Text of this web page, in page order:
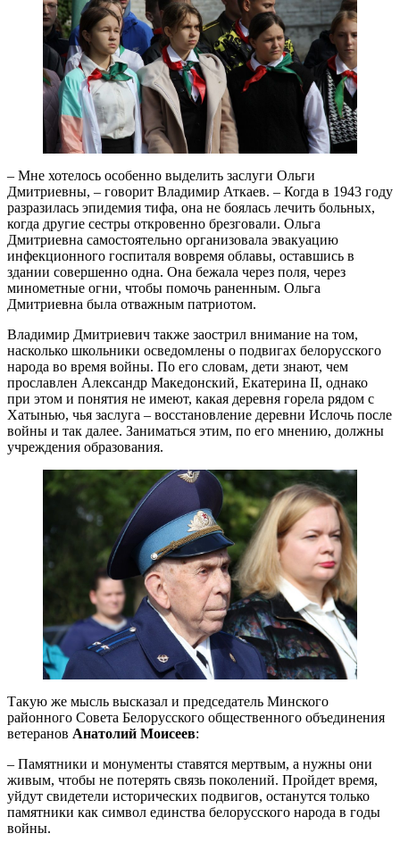
– Мне хотелось особенно выделить заслуги Ольги
Дмитриевны, – говорит Владимир Аткаев. – Когда в 1943 году
разразилась эпидемия тифа, она не боялась лечить больных,
когда другие сестры откровенно брезговали. Ольга
Дмитриевна самостоятельно организовала эвакуацию
инфекционного госпиталя вовремя облавы, оставшись в
здании совершенно одна. Она бежала через поля, через
минометные огни, чтобы помочь раненным. Ольга
Дмитриевна была отважным патриотом.
Владимир Дмитриевич также заострил внимание на том,
насколько школьники осведомлены о подвигах белорусского
народа во время войны. По его словам, дети знают, чем
прославлен Александр Македонский, Екатерина II, однако
при этом и понятия не имеют, какая деревня горела рядом с
Хатынью, чья заслуга – восстановление деревни Ислочь после
войны и так далее. Заниматься этим, по его мнению, должны
учреждения образования.
Такую же мысль высказал и председатель Минского
районного Совета Белорусского общественного объединения
ветеранов Анатолий Моисеев:
– Памятники и монументы ставятся мертвым, а нужны они
живым, чтобы не потерять связь поколений. Пройдет время,
уйдут свидетели исторических подвигов, останутся только
памятники как символ единства белорусского народа в годы
войны.